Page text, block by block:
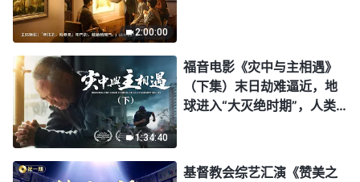
2:00:00
1:34:40
福音电影《灾中与主相遇》
（下集）末日劫难逼近，地
球进入“大灭绝时期”，人类
基督教会综艺汇演《赞美之